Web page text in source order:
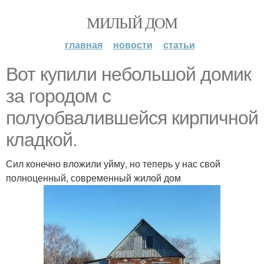
МИЛЫЙ ДОМ
главная новости статьи
Вот купили небольшой домик
за городом с
полуобвалившейся кирпичной
кладкой.
Сил конечно вложили уйму, но теперь у нас свой
полноценный, современный жилой дом